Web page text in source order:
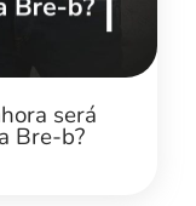
será
Bre-b?